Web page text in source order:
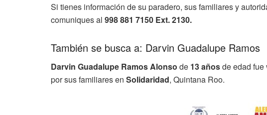
Si tienes información de su paradero, sus familiares y
comuniques al 998 881 7150 Ext. 2130.
También se busca a: Darvin Guadalupe Ramos
Darvin Guadalupe Ramos Alonso de 13 añosde edad fue
por sus familiares en Solidaridad, Quintana Roo.